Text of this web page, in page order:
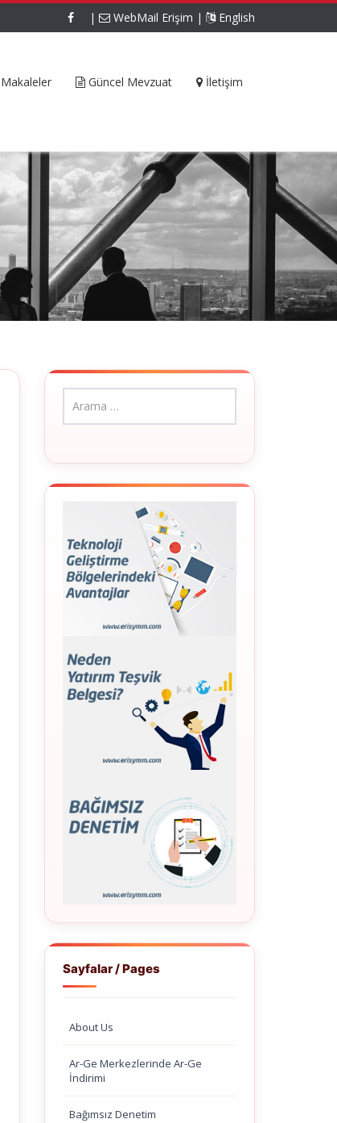
| WebMail Erişim | English
Makaleler Güncel Mevzuat İletişim
Sayfalar / Pages
About Us
Ar-Ge Merkezlerinde Ar-Ge
İndirimi
Bağımsız Denetim